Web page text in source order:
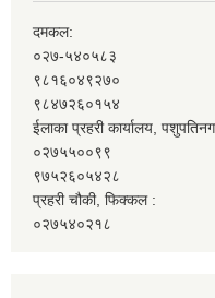
दमकल:
०२७-५४०५८३
९८१६०४९२७०
९८४७२६०१५४
ईलाका प्रहरी कार्यालय,
०२७५५००९९
९७५२६०५४२८
प्रहरी चौकी, फिक्कल :
०२७५४०२१८